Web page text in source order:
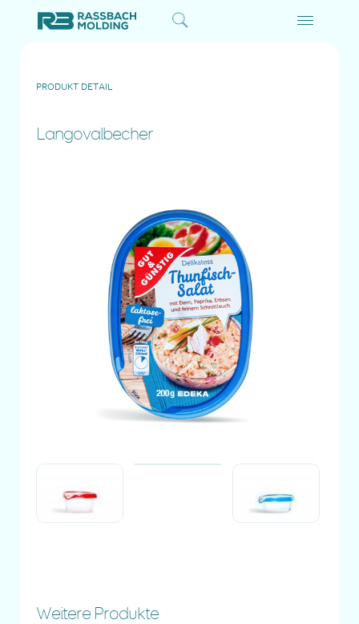
PRODUKT DETAIL
Langovalbecher
Weitere Produkte